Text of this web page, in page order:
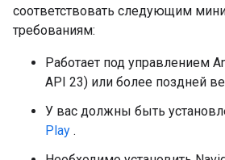
соответствовать следующим
требованиям:
Работает под управлением
API 23) или более поздней
У вас должны быть
Play .